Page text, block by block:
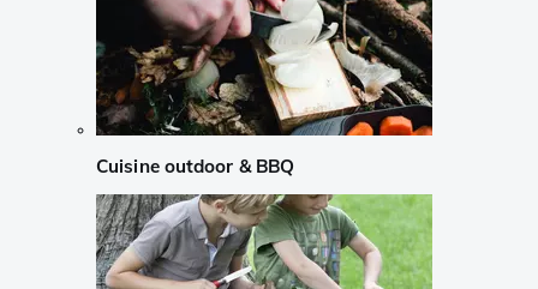
Cuisine outdoor & BBQ